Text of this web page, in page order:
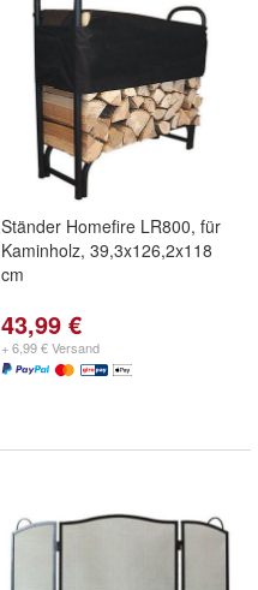
Ständer Homefire LR800, für
Kaminholz, 39,3x126,2x118
cm
43,99 €
+ 6,99 € Versand